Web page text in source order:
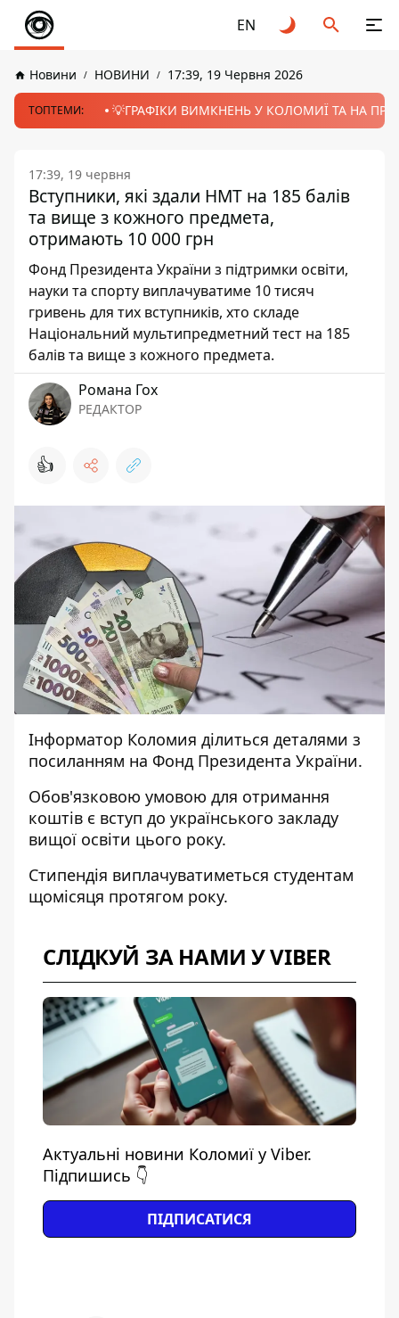
EN
Новини НОВИНИ 17:39, 19 Червня 2026
ТОПТЕМИ: 💡ГРАФІКИ ВИМКНЕНЬ У КОЛОМИЇ ТА НА
17:39, 19 червня
Вступники, які здали НМТ на 185 балів
та вище з кожного предмета,
отримають 10 000 грн
Фонд Президента України з підтримки освіти,
науки та спорту виплачуватиме 10 тисяч
гривень для тих вступників, хто складе
Національний мультипредметний тест на 185
балів та вище з кожного предмета.
Романа Гох
РЕДАКТОР
👍
Інформатор Коломия ділиться деталями з
посиланням на Фонд Президента України.
Обов'язковою умовою для отримання
коштів є вступ до українського закладу
вищої освіти цього року.
Стипендія виплачуватиметься студентам
щомісяця протягом року.
СЛІДКУЙ ЗА НАМИ У VIBER
Актуальні новини Коломиї у Viber.
Підпишись 👇
ПІДПИСАТИСЯ